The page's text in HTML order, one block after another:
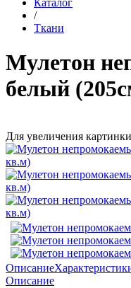
Каталог
/
Ткани
Мулетон
белый
Для увеличения
Описание
Описание